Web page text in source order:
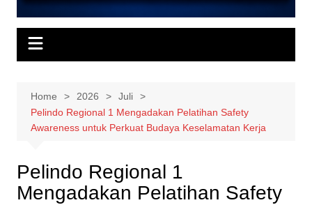
Home 2026
Juli
Pelindo Regional 1 Mengadakan Pelatihan Safety
Awareness untuk Perkuat Budaya Keselamatan Kerja
Pelindo Regional 1
Mengadakan Pelatihan Safety